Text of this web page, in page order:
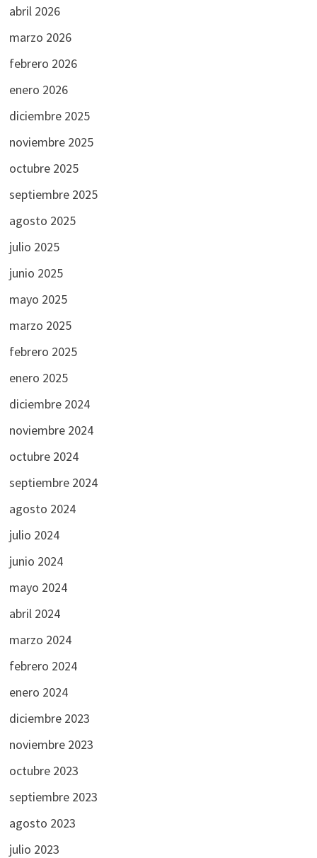
abril 2026
marzo 2026
febrero 2026
enero 2026
diciembre 2025
noviembre 2025
octubre 2025
septiembre 2025
agosto 2025
julio 2025
junio 2025
mayo 2025
marzo 2025
febrero 2025
enero 2025
diciembre 2024
noviembre 2024
octubre 2024
septiembre 2024
agosto 2024
julio 2024
junio 2024
mayo 2024
abril 2024
marzo 2024
febrero 2024
enero 2024
diciembre 2023
noviembre 2023
octubre 2023
septiembre 2023
agosto 2023
julio 2023